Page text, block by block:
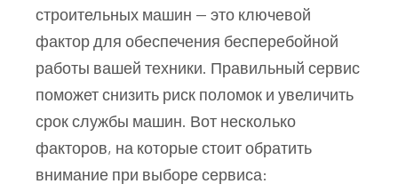
строительных машин — это ключевой
фактор для обеспечения бесперебойной
работы вашей техники. Правильный сервис
поможет снизить риск поломок и увеличить
срок службы машин. Вот несколько
факторов, на которые стоит обратить
внимание при выборе сервиса: